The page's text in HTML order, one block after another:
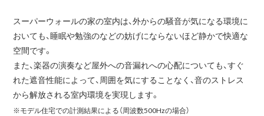
スーパーウォールの家の室内は、外からの騒音が気になる環境に
おいても、睡眠や勉強のなどの妨げにならないほど静かで快適な
空間です。
また、楽器の演奏など屋外への音漏れへの心配についても、すぐ
れた遮音性能によって、周囲を気にすることなく、音のストレス
から解放される室内環境を実現します。
※モデル住宅での計測結果による（周波数500Hzの場合）